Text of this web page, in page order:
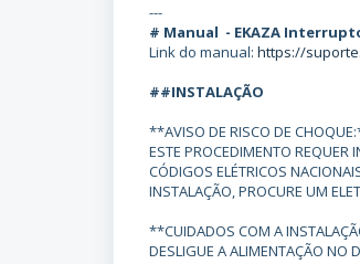
---
# Manual - EKAZA
Link do manual: https://
##INSTALAÇÃO
**AVISO DE RISCO DE
ESTE PROCEDIMENTO REQUER
CÓDIGOS ELÉTRICOS
INSTALAÇÃO, PROCURE UM
**CUIDADOS COM A
DESLIGUE A ALIMENTAÇÃO NO